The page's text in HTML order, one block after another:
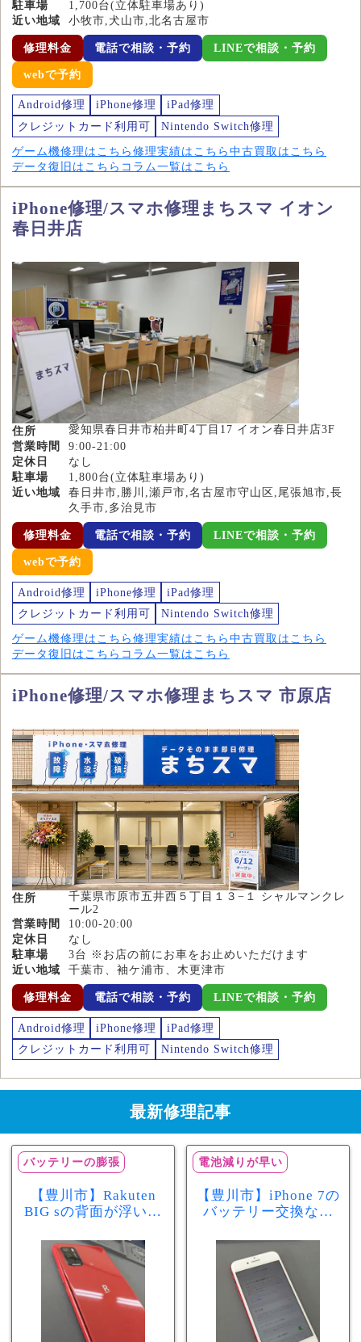
駐車場
1,700台(立体駐車場あり)
近い地域
小牧市,犬山市,北名古屋市
修理料金 電話で相談・予約 LINEで相談・予約
webで予約
Android修理 iPhone修理
iPad修理
クレジットカード利用可
Nintendo Switch修理
ゲーム機修理はこちら 修理実績はこちら 中古買取はこちら
データ復旧はこちら コラム一覧はこちら
iPhone修理/スマホ修理まちスマ イオン
春日井店
住所
愛知県春日井市柏井町4丁目17 イオン春日井店3F
営業時間
9:00-21:00
定休日
なし
駐車場
1,800台(立体駐車場あり)
近い地域
春日井市,勝川,瀬戸市,名古屋市守山区,尾張旭市,長
久手市,多治見市
修理料金 電話で相談・予約 LINEで相談・予約
webで予約
Android修理 iPhone修理
iPad修理
クレジットカード利用可
Nintendo Switch修理
ゲーム機修理はこちら 修理実績はこちら 中古買取はこちら
データ復旧はこちら コラム一覧はこちら
iPhone修理/スマホ修理まちスマ 市原店
住所
千葉県市原市五井西５丁目１３−１ シャルマンクレ
ール2
営業時間
10:00-20:00
定休日
なし
駐車場
3台 ※お店の前にお車をお止めいただけます
近い地域
千葉市、袖ケ浦市、木更津市
修理料金 電話で相談・予約 LINEで相談・予約
Android修理 iPhone修理
iPad修理
クレジットカード利用可
Nintendo Switch修理
最新修理記事
バッテリーの膨張
【豊川市】Rakuten
BIG sの背面が浮いて
リー膨張のサインか
もしれません！バッ
テリー交換修理事例
電池減りが早い
【豊川市】iPhone 7の
バッテリー交換なら
最大容量70％で電池
の減りが早い症状も
当日60分で改善